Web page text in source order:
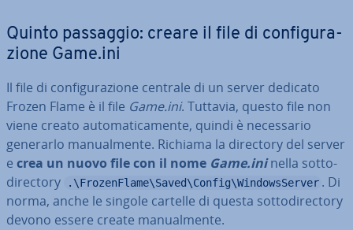
Quinto passaggio: creare il file di con­fi­gu­ra­
zio­ne Game.ini
Il file di con­fi­gu­ra­zio­ne centrale di un server dedicato
Frozen Flame è il file Game.ini. Tuttavia, questo file non
viene creato au­to­ma­ti­ca­men­te, quindi è ne­ces­sa­rio
generarlo ma­nual­men­te. Richiama la directory del server
e crea un nuovo file con il nome Game.ininella sot­to­
di­rec­to­ry
.\FrozenFlame\Saved\Config\WindowsServer . Di
norma, anche le singole cartelle di questa sot­to­di­rec­to­ry
devono essere create ma­nual­men­te.